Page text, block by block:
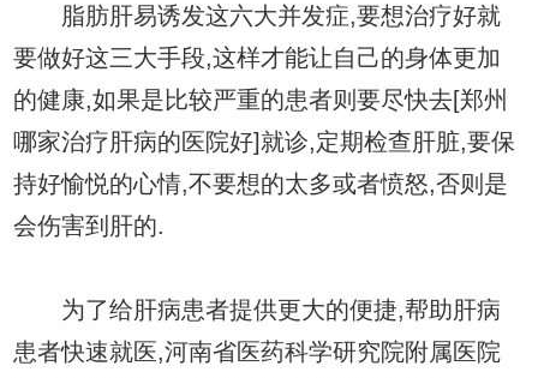
脂肪肝易诱发这六大并发症,要想治疗好就
要做好这三大手段,这样才能让自己的身体更加
的健康,如果是比较严重的患者则要尽快去[郑州
哪家治疗肝病的医院好]就诊,定期检查肝脏,要保
持好愉悦的心情,不要想的太多或者愤怒,否则是
会伤害到肝的.
为了给肝病患者提供更大的便捷,帮助肝病
患者快速就医,河南省医药科学研究院附属医院